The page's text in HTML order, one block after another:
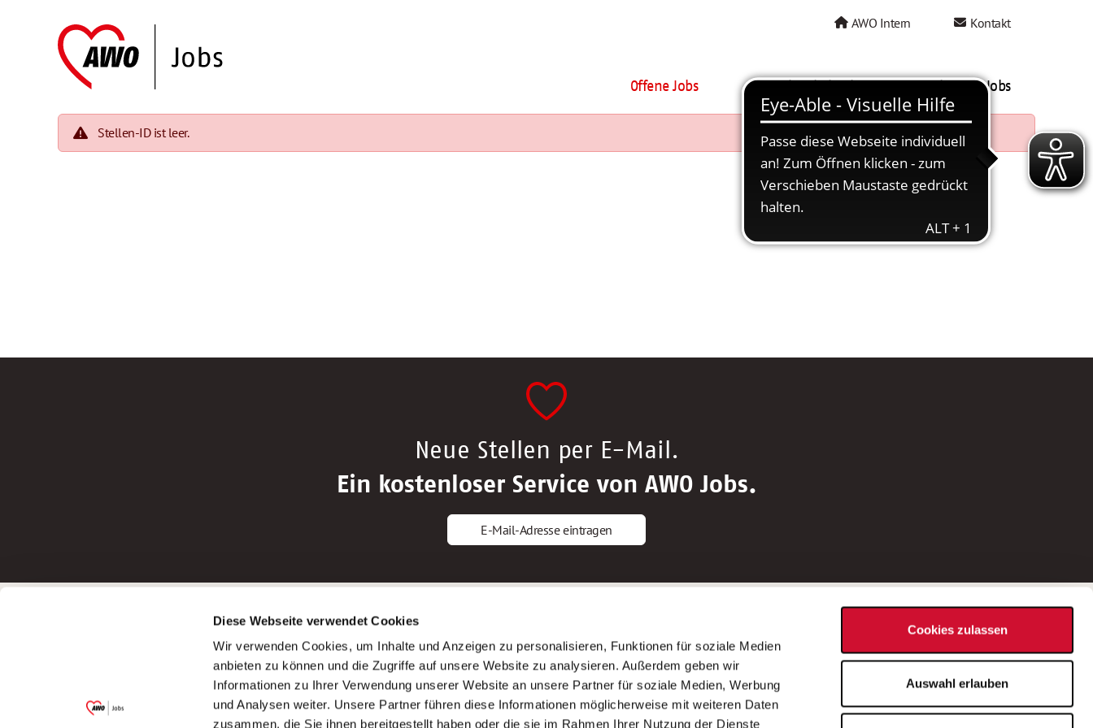
Diese Webseite verwendet Cookies
Wir verwenden Cookies, um Inhalte und Anzeigen zu personalisieren, Funktionen für soziale Medien
anbieten zu können und die Zugriffe auf unsere Website zu analysieren. Außerdem geben wir
Informationen zu Ihrer Verwendung unserer Website an unsere Partner für soziale Medien, Werbung
und Analysen weiter. Unsere Partner führen diese Informationen möglicherweise mit weiteren Daten
zusammen, die Sie ihnen bereitgestellt haben oder die sie im Rahmen Ihrer Nutzung der Dienste
Cookies zulassen
Auswahl erlauben
AWO Intern Kontakt
Offene Jobs AWO als Arbeitgeber Mein AWO Jobs
Stellen-ID ist leer.
Neue Stellen per E-Mail.
Ein kostenloser Service von AWO Jobs.
E-Mail-Adresse eintragen
Garitz Bewirtschaftungsbetriebe GmbH
(Ein Tochterunternehmen des AWO
Bezirksverbandes Unterfranken e.V.)
Bewerbungstipps
Bewerbung als Altenpfleger*in
Bewerbung als Krankenpfleger*in
Bewerbung als Altenpflegehelfer*in
Bewerbung als Erzieher*in
AWO Gliederungen nach Bundesland
Stellenangebote nach Bundesländern
Sitemap
Impressum
Datenschutz
Bei Fragen zu einer Stellenausschreibung
wenden Sie sich bitte an die*den in der
Stellenausschreibung genannte*n